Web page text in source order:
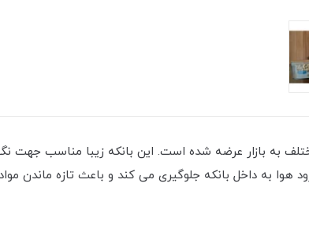
مختلف به بازار عرضه شده است. این بانکه زیبا مناسب جهت
هوا به داخل بانکه جلوگیری می کند و باعث تازه ماندن